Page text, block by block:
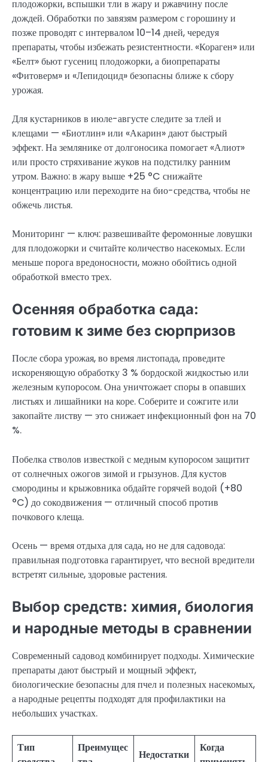
плодожорки, вспышки тли в жару и ржавчину после
дождей. Обработки по завязям размером с горошину и
позже проводят с интервалом 10–14 дней, чередуя
препараты, чтобы избежать резистентности. «Кораген» или
«Белт» бьют гусениц плодожорки, а биопрепараты
«Фитоверм» и «Лепидоцид» безопасны ближе к сбору
урожая.
Для кустарников в июле-августе следите за тлей и
клещами — «Биотлин» или «Акарин» дают быстрый
эффект. На землянике от долгоносика помогает «Алиот»
или просто стряхивание жуков на подстилку ранним
утром. Важно: в жару выше +25 °C снижайте
концентрацию или переходите на био-средства, чтобы не
обжечь листья.
Мониторинг — ключ: развешивайте феромонные ловушки
для плодожорки и считайте количество насекомых. Если
меньше порога вредоносности, можно обойтись одной
обработкой вместо трех.
Осенняя обработка сада:
готовим к зиме без сюрпризов
После сбора урожая, во время листопада, проведите
искореняющую обработку 3 % бордоской жидкостью или
железным купоросом. Она уничтожает споры в опавших
листьях и лишайники на коре. Соберите и сожгите или
закопайте листву — это снижает инфекционный фон на 70
%.
Побелка стволов известкой с медным купоросом защитит
от солнечных ожогов зимой и грызунов. Для кустов
смородины и крыжовника обдайте горячей водой (+80
°C) до сокодвижения — отличный способ против
почкового клеща.
Осень — время отдыха для сада, но не для садовода:
правильная подготовка гарантирует, что весной вредители
встретят сильные, здоровые растения.
Выбор средств: химия, биология
и народные методы в сравнении
Современный садовод комбинирует подходы. Химические
препараты дают быстрый и мощный эффект,
биологические безопасны для пчел и полезных насекомых,
а народные рецепты подходят для профилактики на
небольших участках.
Тип
Преимущес
Недостатки
Когда